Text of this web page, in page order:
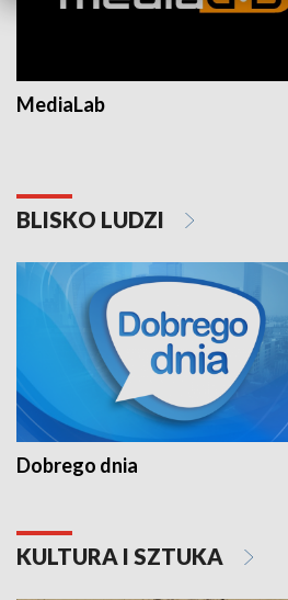
MediaLab
BLISKO LUDZI
Dobrego dnia
KULTURA I SZTUKA